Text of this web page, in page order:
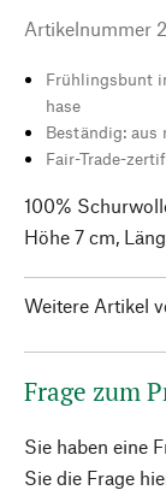
Artikelnummer
Frühlingsbunt
hase
Beständig: aus
Fair-Trade-
100%
Höhe 7 cm,
Weitere Artikel
Frage zum
Sie haben eine
Sie die Frage